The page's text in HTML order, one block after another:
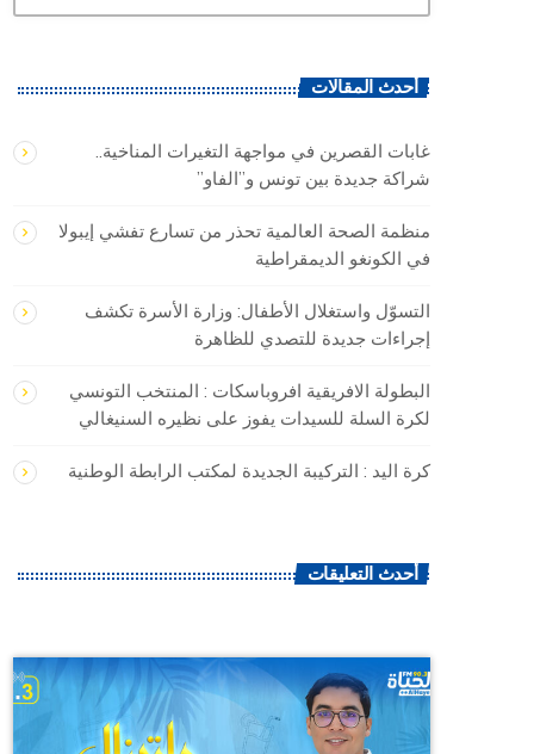
أحدث المقالات
غابات القصرين في مواجهة التغيرات المناخية..
شراكة جديدة بين تونس و”الفاو”
منظمة الصحة العالمية تحذر من تسارع تفشي إيبولا
في الكونغو الديمقراطية
التسوّل واستغلال الأطفال: وزارة الأسرة تكشف
إجراءات جديدة للتصدي للظاهرة
البطولة الافريقية افروباسكات : المنتخب التونسي
لكرة السلة للسيدات يفوز على نظيره السنيغالي
كرة اليد : التركيبة الجديدة لمكتب الرابطة الوطنية
أحدث التعليقات